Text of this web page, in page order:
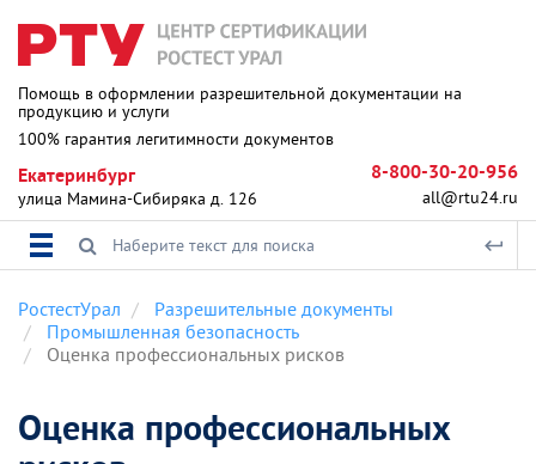
Помощь в оформлении разрешительной документации на
продукцию и услуги
100% гарантия легитимности документов
Екатеринбург
улица Мамина-Сибиряка д. 126
8-800-30-20-956
all@rtu24.ru
РостестУрал
Разрешительные документы
Промышленная безопасность
Оценка профессиональных рисков
Оценка профессиональных